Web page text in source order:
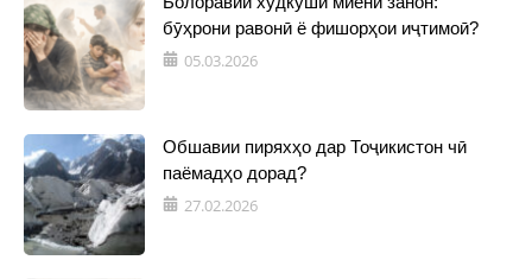
бӯҳрони равонӣ ё фишорҳои иҷтимоӣ?
05.03.2026
Обшавии пиряхҳо дар Тоҷикистон чӣ
паёмадҳо дорад?
27.02.2026